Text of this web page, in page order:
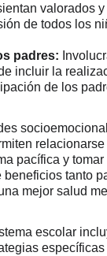
valorados
de todos los
padres:
incluir la
de los
pacífica y
tanto
mejor salud
escolar